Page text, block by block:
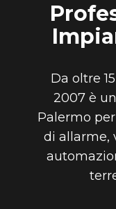
Da oltre
2007 è
Palermo
di allarme,